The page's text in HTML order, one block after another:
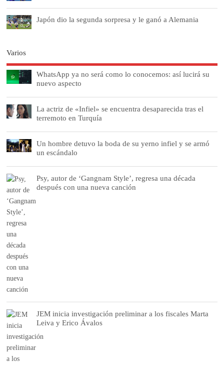
Japón dio la segunda sorpresa y le ganó a Alemania
Varios
WhatsApp ya no será como lo conocemos: así lucirá su
nuevo aspecto
La actriz de «Infiel» se encuentra desaparecida tras el
terremoto en Turquía
Un hombre detuvo la boda de su yerno infiel y se armó
un escándalo
Psy, autor de ‘Gangnam Style’, regresa una década
después con una nueva canción
JEM inicia investigación preliminar a los fiscales Marta
Leiva y Erico Ávalos